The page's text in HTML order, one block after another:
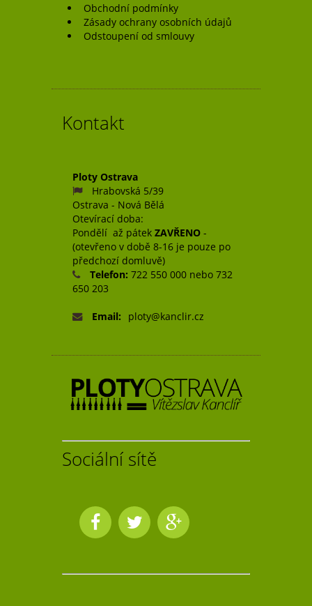
Obchodní podmínky
Zásady ochrany osobních údajů
Odstoupení od smlouvy
Kontakt
Ploty Ostrava
Hrabovská 5/39
Ostrava - Nová Bělá
Otevírací doba:
Pondělí až pátek ZAVŘENO -
(otevřeno v době 8-16 je pouze po
předchozí domluvě)
Telefon: 722 550 000 nebo 732
650 203
Email: ploty@kanclir.cz
Sociální sítě